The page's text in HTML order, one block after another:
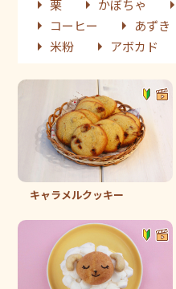
栗
かぼちゃ
コーヒー
あずき
米粉
アボカド
キャラメルクッキー